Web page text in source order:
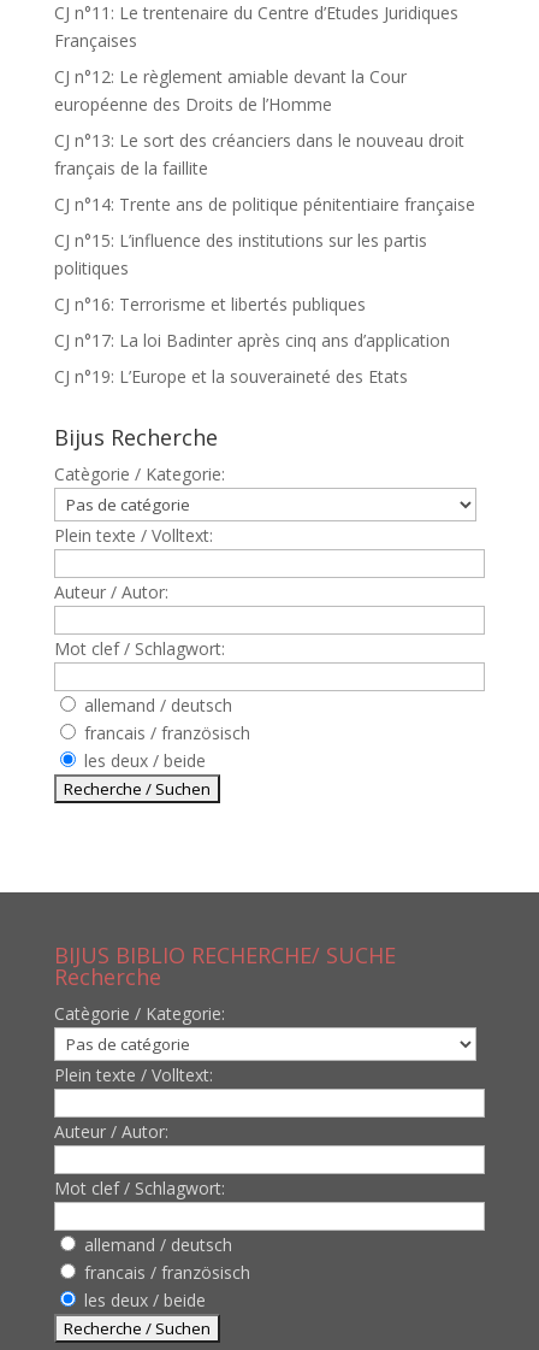
CJ n°11: Le trentenaire du Centre d’Etudes Juridiques
Françaises
CJ n°12: Le règlement amiable devant la Cour
européenne des Droits de l’Homme
CJ n°13: Le sort des créanciers dans le nouveau droit
français de la faillite
CJ n°14: Trente ans de politique pénitentiaire française
CJ n°15: L’influence des institutions sur les partis
politiques
CJ n°16: Terrorisme et libertés publiques
CJ n°17: La loi Badinter après cinq ans d’application
CJ n°19: L’Europe et la souveraineté des Etats
Bijus Recherche
Catègorie / Kategorie:
Plein texte / Volltext:
Auteur / Autor:
Mot clef / Schlagwort:
allemand / deutsch
francais / französisch
les deux / beide
BIJUS BIBLIO RECHERCHE/ SUCHE
Recherche
Catègorie / Kategorie:
Plein texte / Volltext:
Auteur / Autor:
Mot clef / Schlagwort:
allemand / deutsch
francais / französisch
les deux / beide